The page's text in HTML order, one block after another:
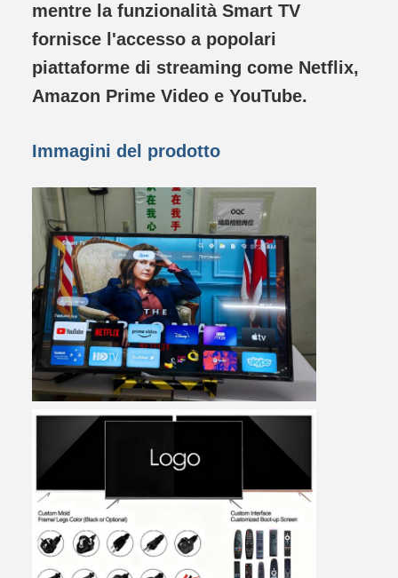
mentre la funzionalità Smart TV
fornisce l'accesso a popolari
piattaforme di streaming come Netflix,
Amazon Prime Video e YouTube.
Immagini del prodotto